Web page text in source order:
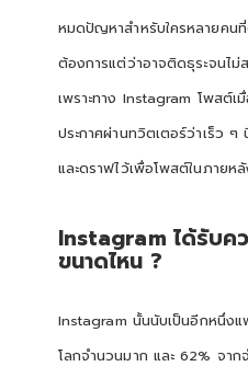
หมดปัญหาสำหรับใครหลายคน
ต้องการแต่ว่าอาจติดธุระจนไม่
เพราะทาง Instagram โพสต์
ประกาศผ่านทวิตเตอร์ว่าเร็ว ๆ
และดราฟไว้เพื่อโพสต์ในภายห
Instagram ได้รับค
ขนาดไหน ?
Instagram นั้นนับเป็นอีกหนึ่ง
โลกจำนวนมาก และ 62% จา